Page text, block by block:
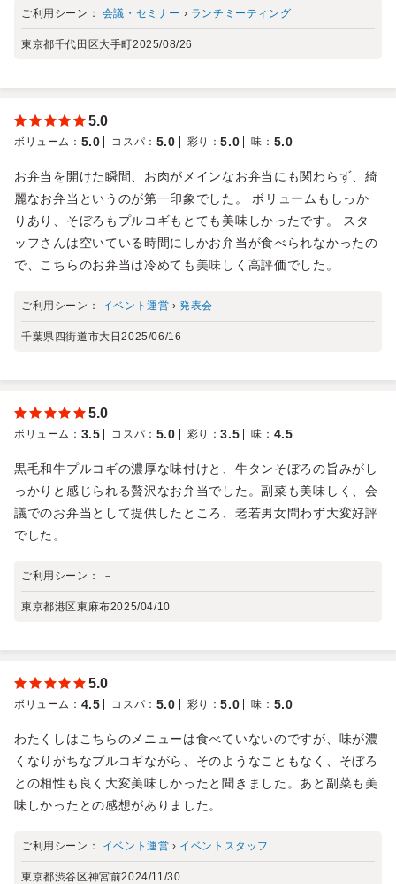
ご利用シーン： 会議・セミナー › ランチミーティング
東京都千代田区大手町2025/08/26
5.0
ボリューム ： 5.0 コスパ ： 5.0 彩り ：5.0 味 ： 5.0
お弁当を開けた瞬間、お肉がメインなお弁当にも関わらず、綺
麗なお弁当というのが第一印象でした。 ボリュームもしっか
りあり、そぼろもプルコギもとても美味しかったです。 スタ
ッフさんは空いている時間にしかお弁当が食べられなかったの
で、こちらのお弁当は冷めても美味しく高評価でした。
ご利用シーン： イベント運営 ›発表会
千葉県四街道市大日2025/06/16
5.0
ボリューム ： 3.5 コスパ ： 5.0 彩り ：3.5 味 ： 4.5
黒毛和牛プルコギの濃厚な味付けと、牛タンそぼろの旨みがし
っかりと感じられる贅沢なお弁当でした。副菜も美味しく、会
議でのお弁当として提供したところ、老若男女問わず大変好評
でした。
ご利用シーン： －
東京都港区東麻布2025/04/10
5.0
ボリューム ： 4.5 コスパ ： 5.0 彩り ：5.0 味 ： 5.0
わたくしはこちらのメニューは食べていないのですが、味が濃
くなりがちなプルコギながら、そのようなこともなく、そぼろ
との相性も良く大変美味しかったと聞きました。あと副菜も美
味しかったとの感想がありました。
ご利用シーン： イベント運営 › イベントスタッフ
東京都渋谷区神宮前2024/11/30